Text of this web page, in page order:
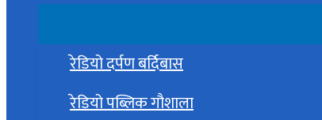
रेडियो दर्पण बर्दिबास
रेडियो पब्लिक गौशाला